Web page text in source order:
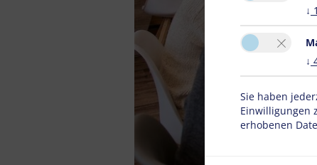
↓ 1
↓
Sie haben
Einwilligungen
erhobenen